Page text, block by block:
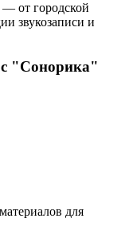
от городской
звукозаписи и
с "Сонорика"
для